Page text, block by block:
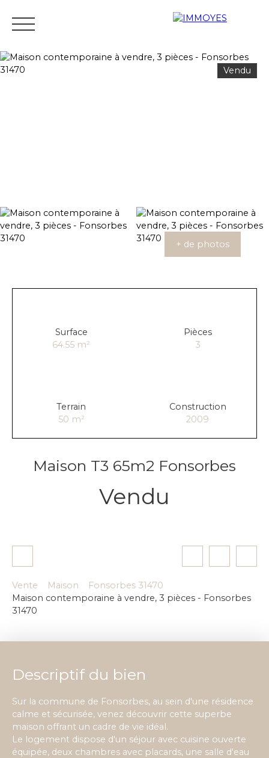
Vendu
+ de photos
Surface
64.55 m²
Pièces
3
Terrain
50 m²
Construction
2009
Maison T3 65m2 Fonsorbes
Vendu
Vente Maison
Fonsorbes 31470
Maison contemporaine à vendre, 3 pièces - Fonsorbes
31470
Descriptif du bien
Sur la commune de Fonsorbes, au sein d'une résidence
calme et sécurisée, venez découvrir cette superbe
maison offrant un cadre de vie idéal.
Le logement dispose d'un séjour avec cuisine ouverte
équipée, deux chambres avec placards, une salle d'eau